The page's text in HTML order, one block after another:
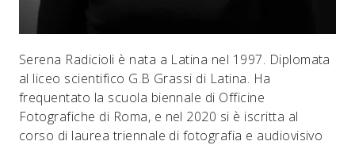
Serena Radicioli è nata a Latina nel 1997. Diplomata
al liceo scientifico G.B Grassi di Latina. Ha
frequentato la scuola biennale di Officine
Fotografiche di Roma, e nel 2020 si è iscritta al
corso di laurea triennale di fotografia e audiovisivo